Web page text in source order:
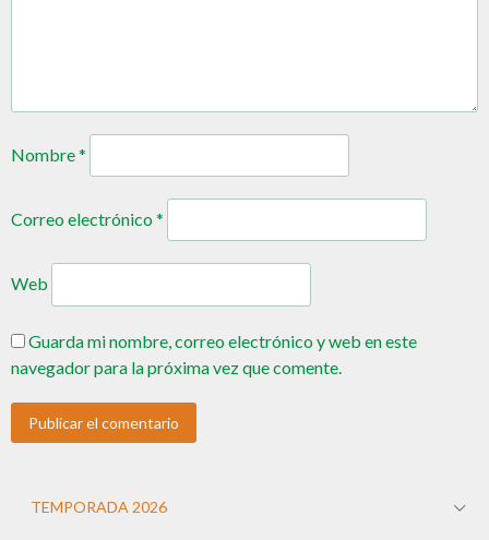
Nombre*
Correo electrónico*
Web
Guarda mi nombre, correo electrónico y web en este
navegador para la próxima vez que comente.
TEMPORADA 2026